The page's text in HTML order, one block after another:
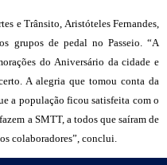
e Trânsito, Aristóteles Fernandes,
grupos de pedal no Passeio. “A
do Aniversário da cidade e
A alegria que tomou conta da
a população ficou satisfeita com o
a SMTT, a todos que saíram de
colaboradores”, conclui.